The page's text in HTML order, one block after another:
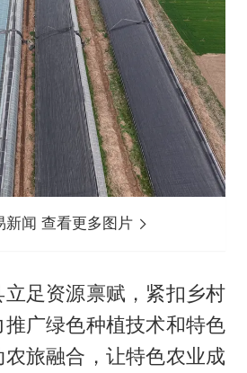
新闻 查看更多图片
足资源禀赋，紧扣乡村
广绿色种植技术和特色
旅融合，让特色农业成